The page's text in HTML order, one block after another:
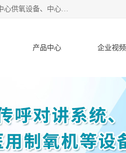
苏信智能科技（苏州）有限公司致力于为各种规模的医院提供医用集中供氧、护理院中心供氧设备带、医用中心供氧设备、中心供氧系统安装、医院中心供氧系统报价等“一条龙”服务。
产品中心 企业视频